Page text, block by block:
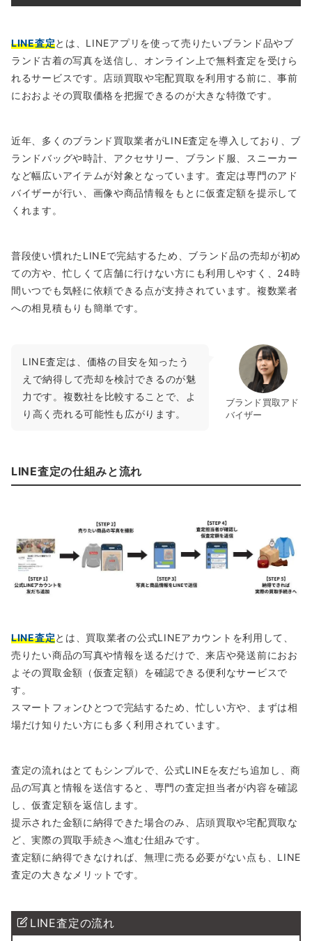
LINE査定とは、LINEアプリを使って売りたいブランド品やブ
ランド古着の写真を送信し、オンライン上で無料査定を受けら
れるサービスです。店頭買取や宅配買取を利用する前に、事前
におおよその買取価格を把握できるのが大きな特徴です。
近年、多くのブランド買取業者がLINE査定を導入しており、ブ
ランドバッグや時計、アクセサリー、ブランド服、スニーカー
など幅広いアイテムが対象となっています。査定は専門のアド
バイザーが行い、画像や商品情報をもとに仮査定額を提示して
くれます。
普段使い慣れたLINEで完結するため、ブランド品の売却が初め
ての方や、忙しくて店舗に行けない方にも利用しやすく、24時
間いつでも気軽に依頼できる点が支持されています。複数業者
への相見積もりも簡単です。
ブランド買取アド
バイザー
LINE査定は、価格の目安を知ったう
えで納得して売却を検討できるのが魅
力です。複数社を比較することで、よ
り高く売れる可能性も広がります。
LINE査定の仕組みと流れ
LINE査定とは、買取業者の公式LINEアカウントを利用して、
売りたい商品の写真や情報を送るだけで、来店や発送前におお
よその買取金額（仮査定額）を確認できる便利なサービスで
す。
スマートフォンひとつで完結するため、忙しい方や、まずは相
場だけ知りたい方にも多く利用されています。
査定の流れはとてもシンプルで、公式LINEを友だち追加し、商
品の写真と情報を送信すると、専門の査定担当者が内容を確認
し、仮査定額を返信します。
提示された金額に納得できた場合のみ、店頭買取や宅配買取な
ど、実際の買取手続きへ進む仕組みです。
査定額に納得できなければ、無理に売る必要がない点も、LINE
査定の大きなメリットです。
LINE査定の流れ